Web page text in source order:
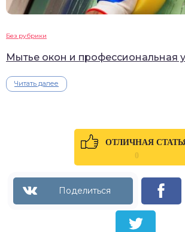
Без рубрики
Мытье окон и профессиональная
Читать далее
ОТЛИЧНАЯ
0